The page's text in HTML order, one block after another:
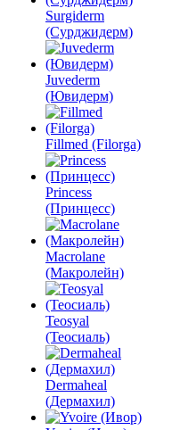
Surgiderm
(Сурджидерм)
Juvederm
(Ювидерм)
Fillmed (Filorga)
Princess
(Принцесс)
Macrolane
(Макролейн)
Teosyal
(Теосиаль)
Dermaheal
(Дермахил)